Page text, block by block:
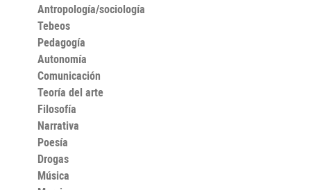
Antropología/sociología
Tebeos
Pedagogía
Autonomía
Comunicación
Teoría del arte
Filosofía
Narrativa
Poesía
Drogas
Música